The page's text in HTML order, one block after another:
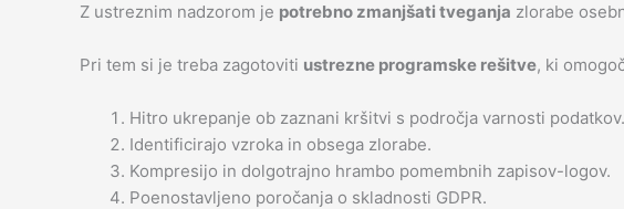
Z ustreznim nadzorom je potrebno zmanjšati tveganja zlorabe
Pri tem si je treba zagotoviti ustrezne programske rešitve, ki
Hitro ukrepanje ob zaznani kršitvi s področja varnosti podatkov.
Identificirajo vzroka in obsega zlorabe.
Kompresijo in dolgotrajno hrambo pomembnih zapisov-logov.
Poenostavljeno poročanja o skladnosti GDPR.